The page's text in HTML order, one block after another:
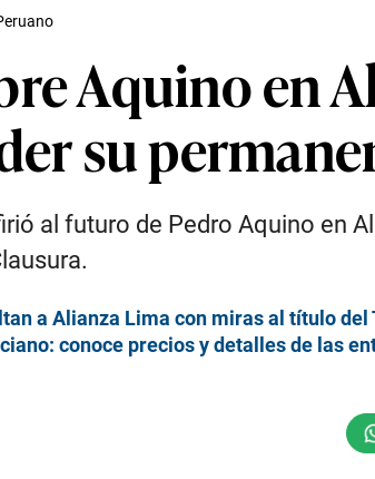
Aquino en
su
al futuro de Pedro Aquino en
a Alianza Lima con miras al título del
conoce precios y detalles de las